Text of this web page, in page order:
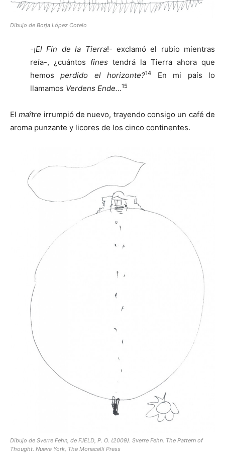
Dibujo de Borja López Cotelo
-¡El Fin de la Tierra!- exclamó el rubio mientras
reía-, ¿cuántos fines tendrá la Tierra ahora que
hemosperdido el horizonte?14
En mi país lo
llamamos Verdens Ende…15
Elmaître irrumpió de nuevo, trayendo consigo un café de
aroma punzante y licores de los cinco continentes.
Dibujo de Sverre Fehn, de FJELD, P. O. (2009). Sverre Fehn. The Pattern of
Thought. Nueva York, The Monacelli Press